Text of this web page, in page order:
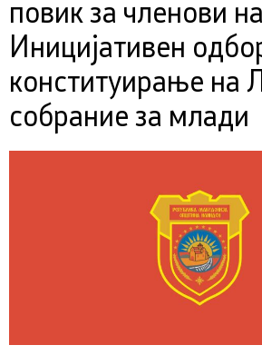
повик за членови на
Иницијативен
конституирање на
собрание за млади